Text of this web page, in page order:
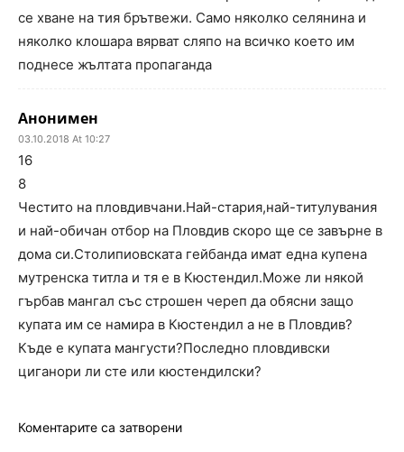
се хване на тия брътвежи. Само няколко селянина и
няколко клошара вярват сляпо на всичко което им
поднесе жълтата пропаганда
Анонимен
03.10.2018 At 10:27
16
8
Честито на пловдивчани.Най-стария,най-титулувания
и най-обичан отбор на Пловдив скоро ще се завърне в
дома си.Столипиовската гейбанда имат една купена
мутренска титла и тя е в Кюстендил.Може ли някой
гърбав мангал със строшен череп да обясни защо
купата им се намира в Кюстендил а не в Пловдив?
Къде е купата мангусти?Последно пловдивски
циганори ли сте или кюстендилски?
Коментарите са затворени